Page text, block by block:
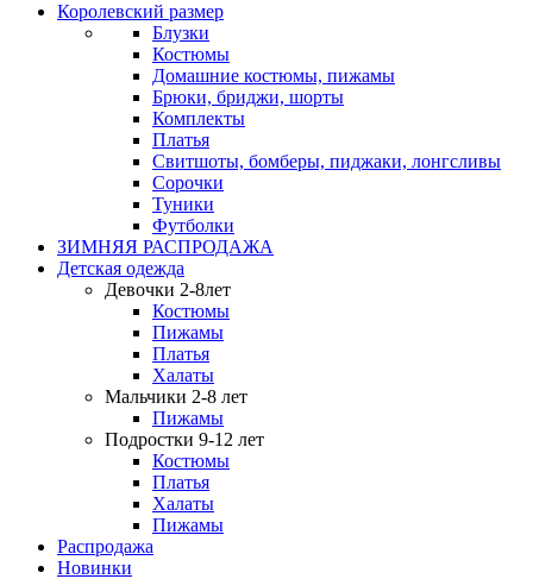
Королевский размер
Блузки
Костюмы
Домашние костюмы, пижамы
Брюки, бриджи, шорты
Комплекты
Платья
Свитшоты, бомберы, пиджаки, лонгсливы
Сорочки
Туники
Футболки
ЗИМНЯЯ РАСПРОДАЖА
Детская одежда
Девочки 2-8лет
Костюмы
Пижамы
Платья
Халаты
Мальчики 2-8 лет
Пижамы
Подростки 9-12 лет
Костюмы
Платья
Халаты
Пижамы
Распродажа
Новинки